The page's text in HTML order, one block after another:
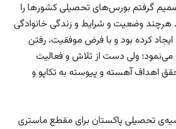
گرفتم بورس‌های تحصیلی کشورها را
وضعیت و شرایط و زندگی خانوادگی
کرده بود و با فرض موفقیت، رفتن
می‌نمود؛ ولی دست از تلاش و فعالیت
اهداف آهسته و پیوسته به تکاپو و
تحصیلی پاکستان برای مقطع ماستری